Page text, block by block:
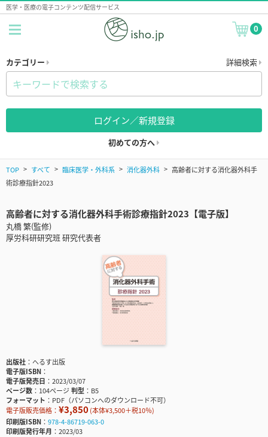
医学・医療の電子コンテンツ配信サービス
0
カテゴリー 詳細検索
ログイン／新規登録
初めての方へ
TOP すべて 臨床医学・外科系 消化器外科
高齢者に対する消化器外科手
術診療指針2023
高齢者に対する消化器外科手術診療指針2023【電子版】
丸橋 繁(監修)
厚労科研研究班 研究代表者
出版社
へるす出版
電子版ISBN
電子版発売日
2023/03/07
ページ数
104ページ判型
B5
フォーマット
PDF（パソコンへのダウンロード不可）
電子版販売価格： ¥3,850(本体¥3,500＋税10％)
印刷版ISBN
978-4-86719-063-0
印刷版発行年月
2023/03